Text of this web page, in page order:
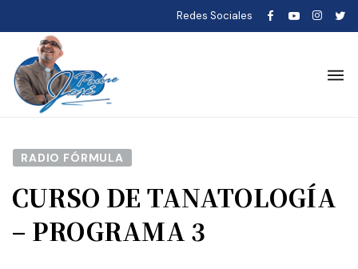
Redes Sociales
RADIO FÓRMULA
CURSO DE TANATOLOGÍA
– PROGRAMA 3